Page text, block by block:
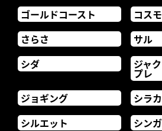
ゴールドコースト
コス
さらさ
サル
シダ
ジャ
プレ
ジョギング
シラ
シルエット
シン